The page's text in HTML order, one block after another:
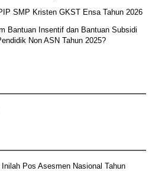
SMP Kristen GKST Ensa Tahun 2026
Bantuan Insentif dan Bantuan Subsidi
Non ASN Tahun 2025?
Inilah Pos Asesmen Nasional Tahun